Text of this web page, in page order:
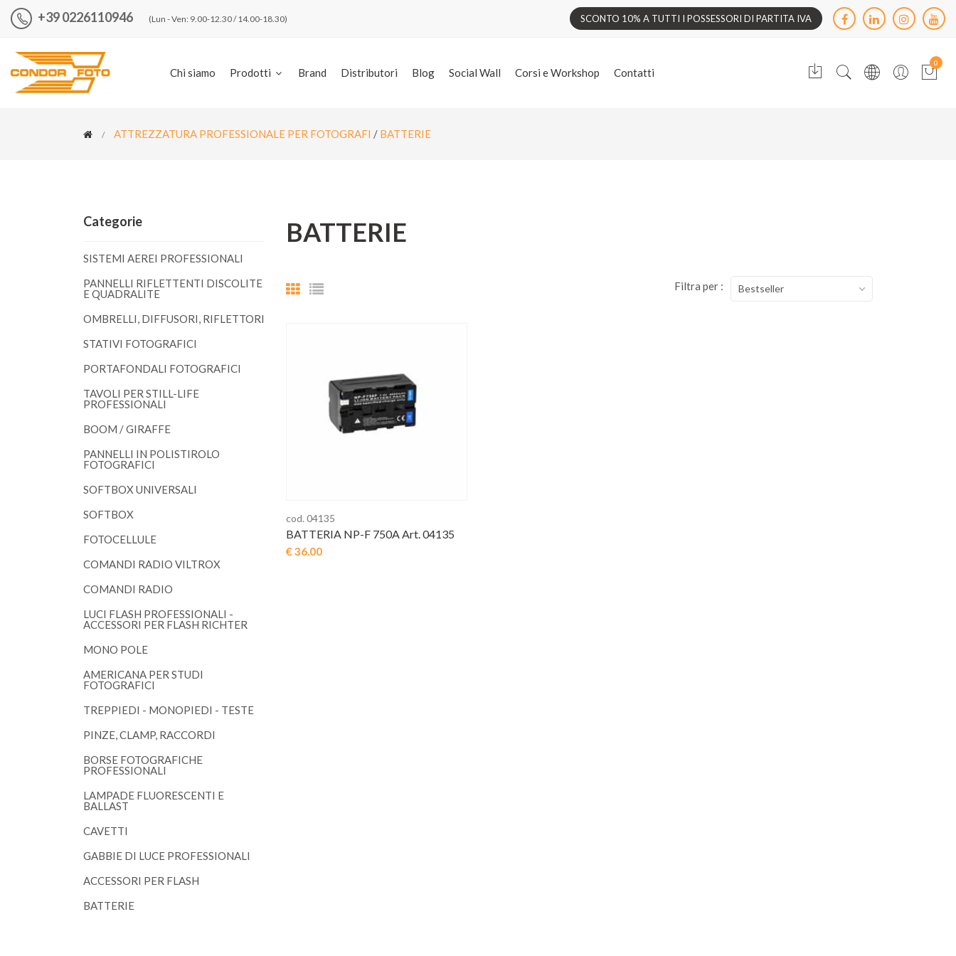
+39 0226110946 (Lun - Ven: 9.00-12.30 / 14.00-18.30) SCONTO 10% A TUTTI I POSSESSORI DI PARTITA IVA
Chi siamo Prodotti Brand Distributori Blog Social Wall Corsi e Workshop Contatti
0
ATTREZZATURA PROFESSIONALE PER FOTOGRAFI / BATTERIE
Categorie
SISTEMI AEREI PROFESSIONALI
PANNELLI RIFLETTENTI DISCOLITE
E QUADRALITE
OMBRELLI, DIFFUSORI, RIFLETTORI
STATIVI FOTOGRAFICI
PORTAFONDALI FOTOGRAFICI
TAVOLI PER STILL-LIFE
PROFESSIONALI
BOOM / GIRAFFE
PANNELLI IN POLISTIROLO
FOTOGRAFICI
SOFTBOX UNIVERSALI
SOFTBOX
FOTOCELLULE
COMANDI RADIO VILTROX
COMANDI RADIO
LUCI FLASH PROFESSIONALI -
ACCESSORI PER FLASH RICHTER
MONO POLE
AMERICANA PER STUDI
FOTOGRAFICI
TREPPIEDI - MONOPIEDI - TESTE
PINZE, CLAMP, RACCORDI
BORSE FOTOGRAFICHE
PROFESSIONALI
LAMPADE FLUORESCENTI E
BALLAST
CAVETTI
GABBIE DI LUCE PROFESSIONALI
ACCESSORI PER FLASH
BATTERIE
BATTERIE
Filtra per : Bestseller
cod. 04135
BATTERIA NP-F 750A Art. 04135
€ 36.00